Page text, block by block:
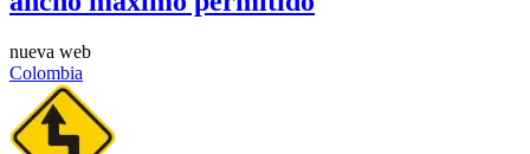
nueva web
Colombia